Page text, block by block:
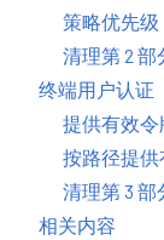
策略优先级
清理第 2 部
终端用户认证
提供有效令
按路径提
清理第 3 部
相关内容